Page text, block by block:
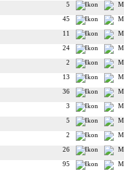
5
45
11
24
2
13
36
3
5
2
26
95